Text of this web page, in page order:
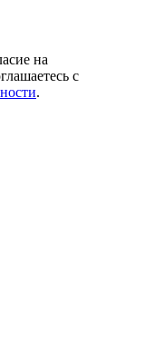
на
с
.